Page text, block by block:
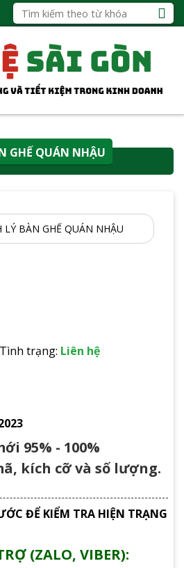
GHẾ QUÁN NHẬU
Tình trạng: Liên hệ
95% - 100%
kích cỡ và số lượng.
ĐỂ KIỂM TRA HIỆN TRẠNG
(ZALO, VIBER):